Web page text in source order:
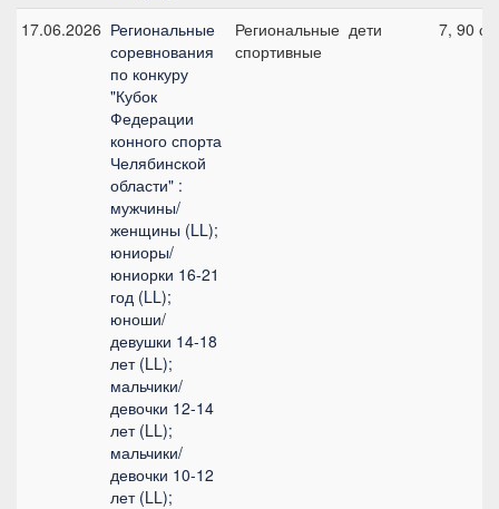
17.06.2026 Региональные
соревнования
по конкуру
"Кубок
Федерации
конного спорта
Челябинской
области" :
мужчины/
женщины (LL);
юниоры/
юниорки 16-21
год (LL);
юноши/
девушки 14-18
лет (LL);
мальчики/
девочки 12-14
лет (LL);
мальчики/
девочки 10-12
лет (LL);
Региональные
спортивные
дети 7, 90 см